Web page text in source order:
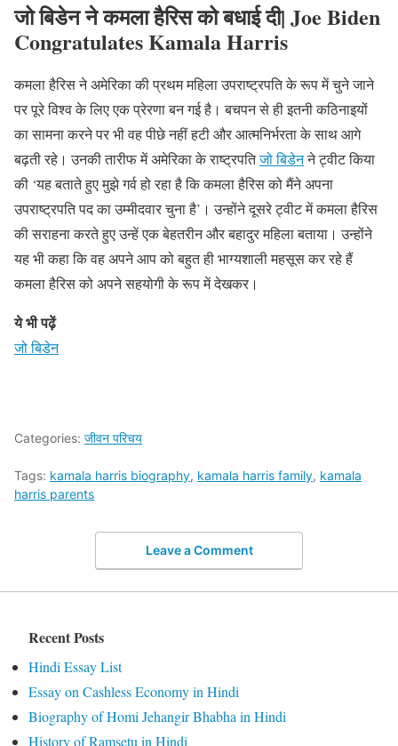
जो बिडेन ने कमला हैरिस को बधाई दी| Joe Biden
Congratulates Kamala Harris
कमला हैरिस ने अमेरिका की प्रथम महिला उपराष्ट्रपति के रूप में चुने जाने
पर पूरे विश्व के लिए एक प्रेरणा बन गई है। बचपन से ही इतनी कठिनाइयों
का सामना करने पर भी वह पीछे नहीं हटी और आत्मनिर्भरता के साथ आगे
बढ़ती रहे। उनकी तारीफ में अमेरिका के राष्ट्रपतिजो बिडेनने ट्वीट किया
की ‘यह बताते हुए मुझे गर्व हो रहा है कि कमला हैरिस को मैंने अपना
उपराष्ट्रपति पद का उम्मीदवार चुना है’। उन्होंने दूसरे ट्वीट में कमला हैरिस
की सराहना करते हुए उन्हें एक बेहतरीन और बहादुर महिला बताया। उन्होंने
यह भी कहा कि वह अपने आप को बहुत ही भाग्यशाली महसूस कर रहे हैं
कमला हैरिस को अपने सहयोगी के रूप में देखकर।
ये भी पढ़ें
जो बिडेन
Categories: जीवन परिचय
Tags: kamala harris biography, kamala harris family, kamala
harris parents
Leave a Comment
Recent Posts
Hindi Essay List
Essay on Cashless Economy in Hindi
Biography of Homi Jehangir Bhabha in Hindi
History of Ramsetu in Hindi